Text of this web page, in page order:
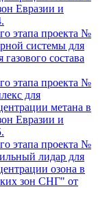
Евразии и
этапа проекта №
системы для
состава
этапа проекта №
для
метана в
Евразии и
этапа проекта №
лидар для
озона в
зон СНГ" от